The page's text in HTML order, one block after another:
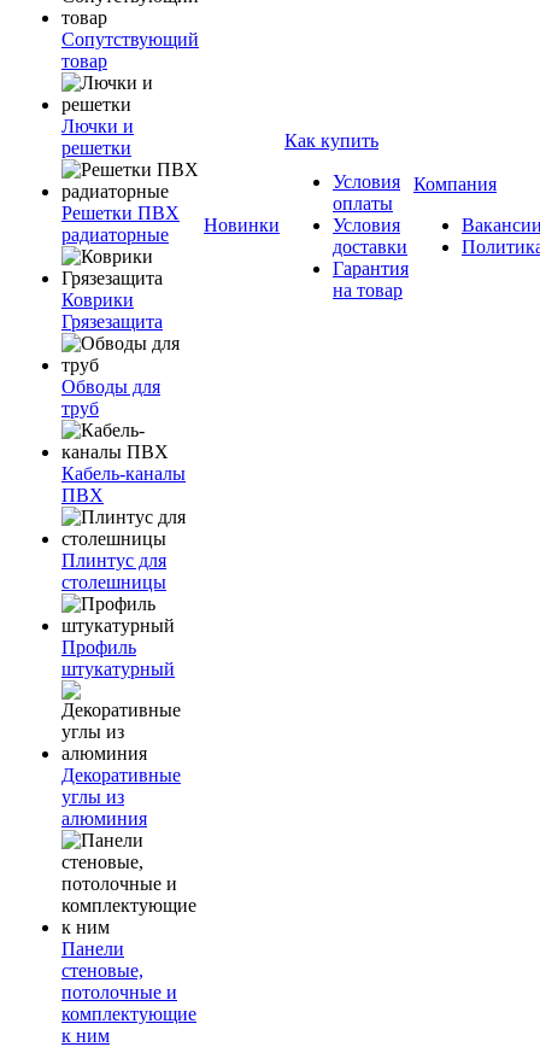
Сопутствующий
товар
Лючки и
решетки
Решетки ПВХ
радиаторные
Коврики
Грязезащита
Обводы для
труб
Кабель-каналы
ПВХ
Плинтус для
столешницы
Профиль
штукатурный
Декоративные
углы из
алюминия
Панели
стеновые,
потолочные и
комплектующие
к ним
Новинки
Как купить
Условия
оплаты
Условия
доставки
Гарантия
на товар
Компания